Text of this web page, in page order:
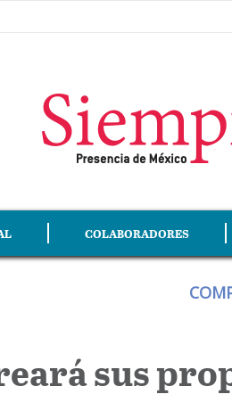
COLABORADORES
sus